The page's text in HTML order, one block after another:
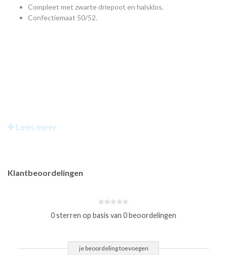
Compleet met zwarte driepoot en halsklos.
Confectiemaat 50/52.
Lees meer
Klantbeoordelingen
0 sterren op basis van 0 beoordelingen
je beoordeling toevoegen